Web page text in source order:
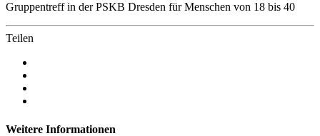
Gruppentreff in der PSKB Dresden für Menschen von 18 bis 40
Teilen
Weitere Informationen